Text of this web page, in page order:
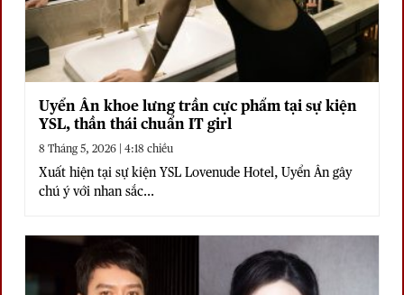
Uyển Ân khoe lưng trần cực phẩm tại sự kiện
YSL, thần thái chuẩn IT girl
8 Tháng 5, 2026 | 4:18 chiều
Xuất hiện tại sự kiện YSL Lovenude Hotel, Uyển Ân gây
chú ý với nhan sắc...